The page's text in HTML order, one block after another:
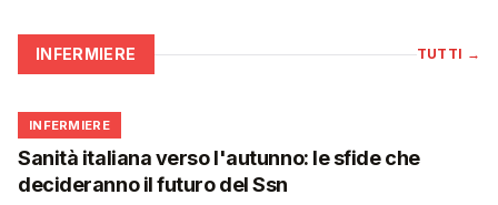
INFERMIERE TUTTI →
🩺
INFERMIERE
Sanità italiana verso l'autunno: le sfide che
decideranno il futuro del Ssn